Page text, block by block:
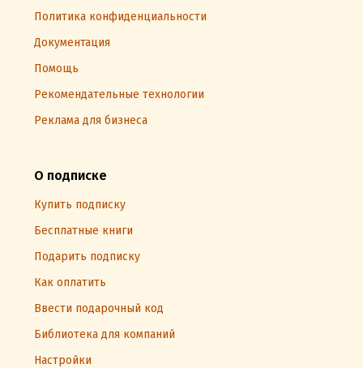
Политика конфиденциальности
Документация
Помощь
Рекомендательные технологии
Реклама для бизнеса
О подписке
Купить подписку
Бесплатные книги
Подарить подписку
Как оплатить
Ввести подарочный код
Библиотека для компаний
Настройки